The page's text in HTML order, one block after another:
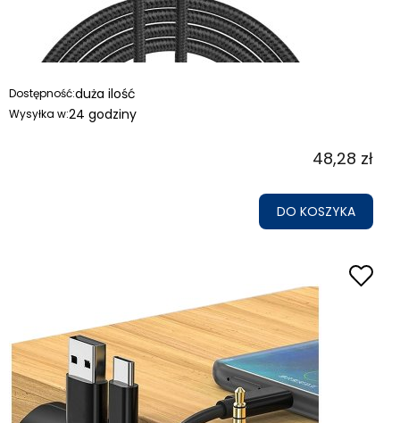
Dostępność:duża ilość
Wysyłka w:24 godziny
48,28 zł
DO KOSZYKA